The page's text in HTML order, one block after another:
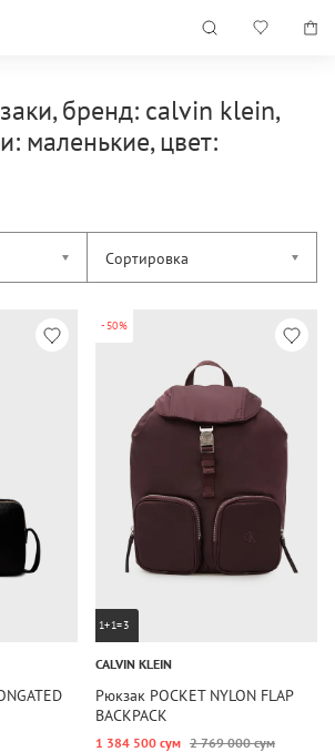
бренд: calvin klein,
маленькие, цвет:
Сортировка
-50%
1+1=3
CALVIN KLEIN
Рюкзак POCKET NYLON FLAP
BACKPACK
1 384 500 сум 2 769 000 сум